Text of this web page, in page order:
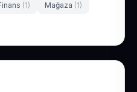
(1) Mağaza (1)